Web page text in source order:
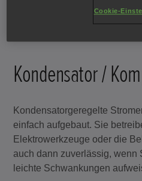
Kondensator /
Kondensatorgeregelte
einfach aufgebaut. Sie
Elektrowerkzeuge oder die
auch dann zuverlässig, wenn
leichte Schwankungen
Cookie-